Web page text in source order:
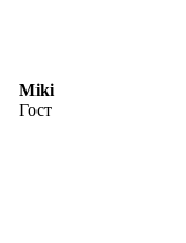
Miki
Гост